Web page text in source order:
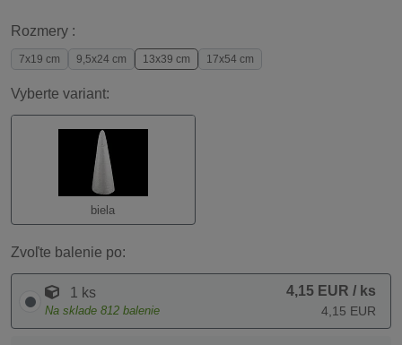
Rozmery :
7x19 cm 9,5x24 cm 13x39 cm 17x54 cm
Vyberte variant:
biela
Zvoľte balenie po:
1 ks
Na sklade 812 balenie
4,15 EUR / ks
4,15 EUR